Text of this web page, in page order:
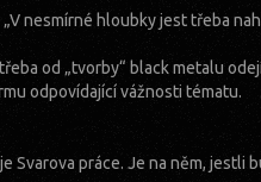
nesmírné hloubky jest třeba
od „tvorby“ black metalu
odpovídající vážnosti tématu.
Svarova práce. Je na něm, jestli